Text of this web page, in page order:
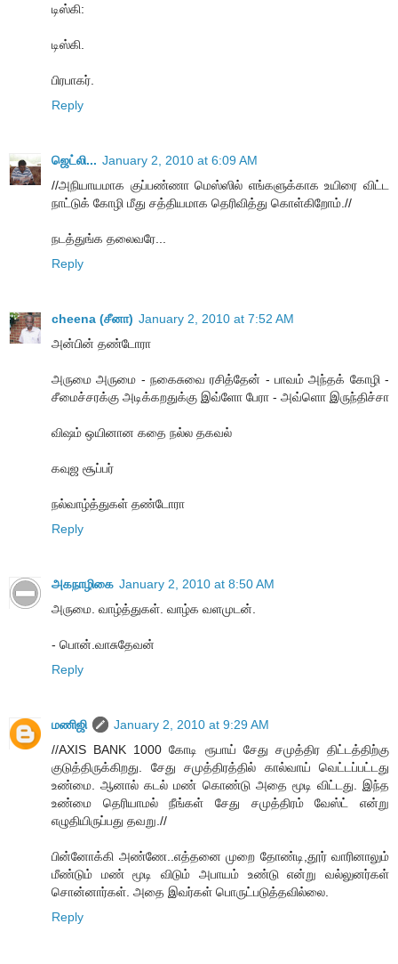
டிஸ்கி:
டிஸ்கி.
பிரபாகர்.
Reply
ஜெட்லி... January 2, 2010 at 6:09 AM
//அநியாயமாக குப்பண்ணா மெஸ்ஸில் எங்களுக்காக உயிரை விட்ட
நாட்டுக் கோழி மீது சத்தியமாக தெரிவித்து கொள்கிறோம்.//
நடத்துங்க தலைவரே...
Reply
cheena (சீனா) January 2, 2010 at 7:52 AM
அன்பின் தண்டோரா
அருமை அருமை - நகைசுவை ரசித்தேன் - பாவம் அந்தக் கோழி -
சீமைச்சரக்கு அடிக்கறதுக்கு இவ்ளோ பேரா - அவ்ளொ இருந்திச்சா
விஷம் ஒயினான கதை நல்ல தகவல்
கவுஜ சூப்பர்
நல்வாழ்த்துகள் தண்டோரா
Reply
அகநாழிகை January 2, 2010 at 8:50 AM
அருமை. வாழ்த்துகள். வாழ்க வளமுடன்.
- பொன்.வாசுதேவன்
Reply
மணிஜி
January 2, 2010 at 9:29 AM
//AXIS BANK 1000 கோடி ரூபாய் சேது சமுத்திர திட்டத்திற்கு
குடுத்திருக்கிறது. சேது சமுத்திரத்தில் கால்வாய் வெட்டப்பட்டது
உண்மை. ஆனால் கடல் மண் கொண்டு அதை மூடி விட்டது. இந்த
உண்மை தெரியாமல் நீங்கள் சேது சமுத்திரம் வேஸ்ட் என்று
எழுதியிருப்பது தவறு.//
பின்னோக்கி அண்ணே..எத்தனை முறை தோண்டி,தூர் வாரினாலும்
மீண்டும் மண் மூடி விடும் அபாயம் உண்டு என்று வல்லுனர்கள்
சொன்னார்கள். அதை இவர்கள் பொருட்படுத்தவில்லை.
Reply